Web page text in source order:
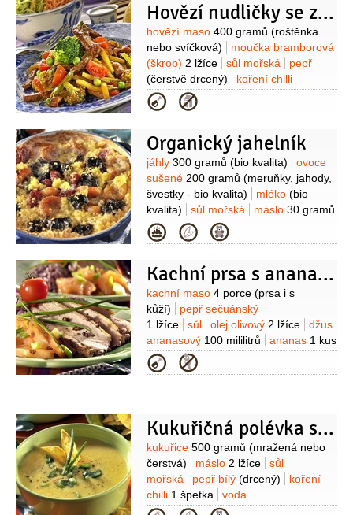
Hovězí nudličky se zeleninou
Suroviny
hovězí maso 400 gramů (roštěnka
nebo svíčková)
moučka bramborová
(škrob) 2 lžíce sůl mořská
pepř
(čerstvě drcený)
koření chilli
1 špetka
olivový3 lžíce cuketa1 kus
omáčku: kečup1/2hrnku
hořčice
1 lžička
sójová omáčka
1 lžíce
okurky 2 kusy
(sladkokyselé,
drobně nasekané)
koření chilli
1 špetka
cukr 1/2 lžičky
Kategorie
Organický jahelník
Suroviny
jáhly 300 gramů (bio kvalita)
ovoce
sušené 200 gramů (meruňky, jahody,
švestky - bio kvalita)
mléko (bio
kvalita)
sůl mořská máslo 30 gramů
(bio kvalita)
Kategorie
Kachní prsa s ananasem a cibulkou
Suroviny
kachní maso 4 porce (prsa i s
kůží)
pepř sečuánský
1 lžíce
sůl olej olivový 2 lžíce
džus
ananasový 100 mililitrů ananas 1 kus
(menší)
máslo
nať4 kusy med2 lžíce
Kategorie
Kukuřičná polévka s chipsy
Suroviny
kukuřice 500 gramů (mražená nebo
čerstvá)
máslo 2 lžíce
sůl
mořská
pepř bílý (drcený)
koření
chilli 1 špetka
voda
300 mililitrů
cibulová nať